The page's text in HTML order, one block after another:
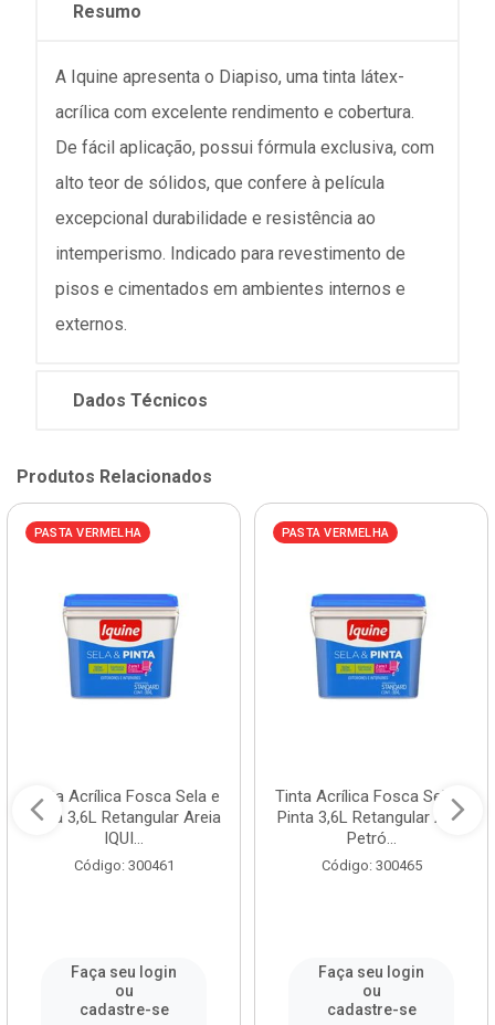
Resumo
A Iquine apresenta o Diapiso, uma tinta látex-
acrílica com excelente rendimento e cobertura.
De fácil aplicação, possui fórmula exclusiva, com
alto teor de sólidos, que confere à película
excepcional durabilidade e resistência ao
intemperismo. Indicado para revestimento de
pisos e cimentados em ambientes internos e
externos.
Dados Técnicos
Produtos Relacionados
PASTA VERMELHA
Tinta Acrílica Fosca Sela e
Pinta 3,6L Retangular Areia
IQUI...
Código: 300461
Faça seu login
ou
cadastre-se
PASTA VERMELHA
Tinta Acrílica Fosca Sela e
Pinta 3,6L Retangular Azul
Petró...
Código: 300465
Faça seu login
ou
cadastre-se